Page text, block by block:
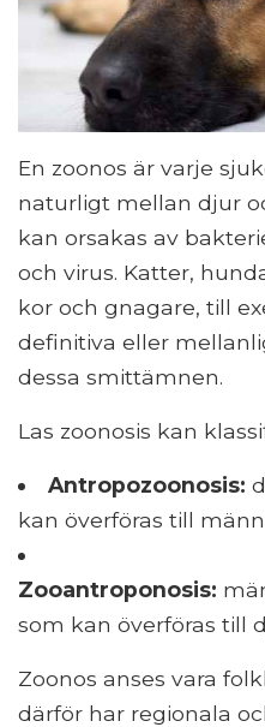
En zoonos är varje
naturligt mellan djur
kan orsakas av
och virus. Katter,
kor och gnagare, till
definitiva eller
dessa smittämnen.
Las zoonosis kan
Antropozoonosis:
kan överföras till
Zooantroponosis:
som kan överföras till
Zoonos anses vara
därför har regionala